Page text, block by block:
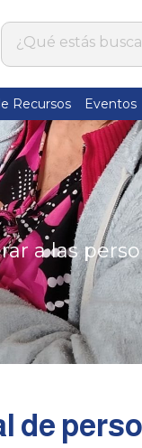
Recursos Eventos
a las
de